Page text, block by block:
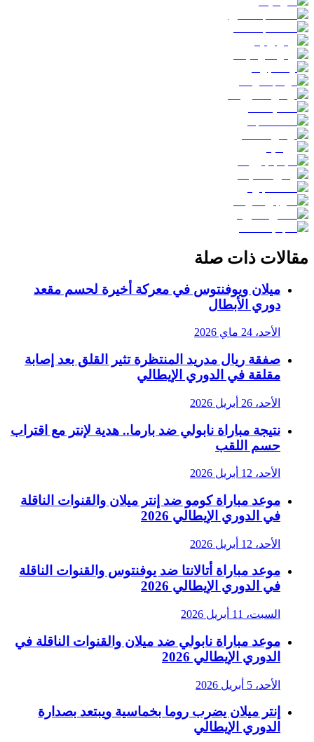
مقالات ذات صلة
ميلان ويوفنتوس في معركة أخيرة لحسم مقعد
دوري الأبطال
الأحد، 24 ماي 2026
صفقة ريال مدريد المنتظرة تثير القلق بعد إصابة
مقلقة في الدوري الإيطالي
الأحد، 26 أبريل 2026
نتيجة مباراة نابولي ضد بارما.. هدية لإنتر مع اقتراب
حسم اللقب
الأحد، 12 أبريل 2026
موعد مباراة كومو ضد إنتر ميلان والقنوات الناقلة
في الدوري الإيطالي 2026
الأحد، 12 أبريل 2026
موعد مباراة أتالانتا ضد يوفنتوس والقنوات الناقلة
في الدوري الإيطالي 2026
السبت، 11 أبريل 2026
موعد مباراة نابولي ضد ميلان والقنوات الناقلة في
الدوري الإيطالي 2026
الأحد، 5 أبريل 2026
إنتر ميلان يضرب روما بخماسية ويبتعد بصدارة
الدوري الإيطالي